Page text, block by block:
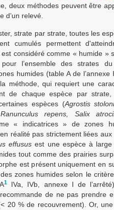
deux méthodes peuvent être
d’un relevé.
strate par strate, toutes les
cumulés permettent
considéré comme « humide »
l’ensemble des strates
humides (table A de l’annexe
méthode, qui requiert une
de chaque espèce par
espèces (Agrostis
repens, Salix
« indicatrices » de zones
réalité pas strictement liées
effususest une espèce à large
tout comme des prairies
est présent uniquement en
zones humides selon le
1
IVa, IVb, annexe I de
de ne pas prendre
20 % de recouvrement). Or,